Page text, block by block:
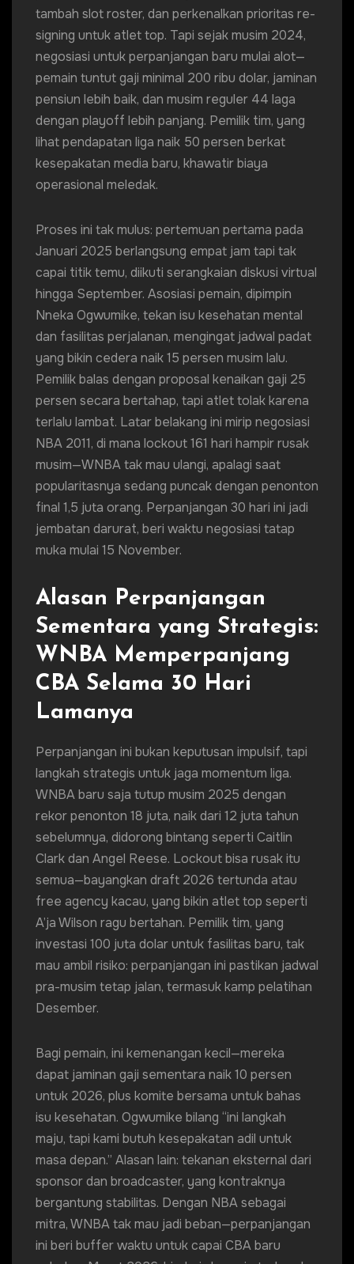
tambah slot roster, dan perkenalkan prioritas re-
signing untuk atlet top. Tapi sejak musim 2024,
negosiasi untuk perpanjangan baru mulai alot—
pemain tuntut gaji minimal 200 ribu dolar, jaminan
pensiun lebih baik, dan musim reguler 44 laga
dengan playoff lebih panjang. Pemilik tim, yang
lihat pendapatan liga naik 50 persen berkat
kesepakatan media baru, khawatir biaya
operasional meledak.
Proses ini tak mulus: pertemuan pertama pada
Januari 2025 berlangsung empat jam tapi tak
capai titik temu, diikuti serangkaian diskusi virtual
hingga September. Asosiasi pemain, dipimpin
Nneka Ogwumike, tekan isu kesehatan mental
dan fasilitas perjalanan, mengingat jadwal padat
yang bikin cedera naik 15 persen musim lalu.
Pemilik balas dengan proposal kenaikan gaji 25
persen secara bertahap, tapi atlet tolak karena
terlalu lambat. Latar belakang ini mirip negosiasi
NBA 2011, di mana lockout 161 hari hampir rusak
musim—WNBA tak mau ulangi, apalagi saat
popularitasnya sedang puncak dengan penonton
final 1,5 juta orang. Perpanjangan 30 hari ini jadi
jembatan darurat, beri waktu negosiasi tatap
muka mulai 15 November.
Alasan Perpanjangan
Sementara yang Strategis:
WNBA Memperpanjang
CBA Selama 30 Hari
Lamanya
Perpanjangan ini bukan keputusan impulsif, tapi
langkah strategis untuk jaga momentum liga.
WNBA baru saja tutup musim 2025 dengan
rekor penonton 18 juta, naik dari 12 juta tahun
sebelumnya, didorong bintang seperti Caitlin
Clark dan Angel Reese. Lockout bisa rusak itu
semua—bayangkan draft 2026 tertunda atau
free agency kacau, yang bikin atlet top seperti
A’ja Wilson ragu bertahan. Pemilik tim, yang
investasi 100 juta dolar untuk fasilitas baru, tak
mau ambil risiko: perpanjangan ini pastikan jadwal
pra-musim tetap jalan, termasuk kamp pelatihan
Desember.
Bagi pemain, ini kemenangan kecil—mereka
dapat jaminan gaji sementara naik 10 persen
untuk 2026, plus komite bersama untuk bahas
isu kesehatan. Ogwumike bilang “ini langkah
maju, tapi kami butuh kesepakatan adil untuk
masa depan.” Alasan lain: tekanan eksternal dari
sponsor dan broadcaster, yang kontraknya
bergantung stabilitas. Dengan NBA sebagai
mitra, WNBA tak mau jadi beban—perpanjangan
ini beri buffer waktu untuk capai CBA baru